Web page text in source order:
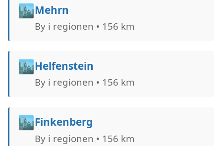
🏙️Mehrn
By i regionen • 156 km
🏙️Helfenstein
By i regionen • 156 km
🏙️Finkenberg
By i regionen • 156 km